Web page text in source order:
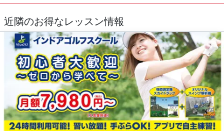
近隣のお得なレッスン情報